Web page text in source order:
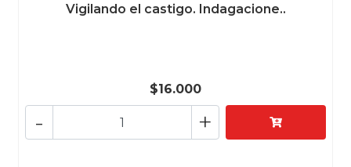
Vigilando el castigo. Indagacione..
$16.000
+
-